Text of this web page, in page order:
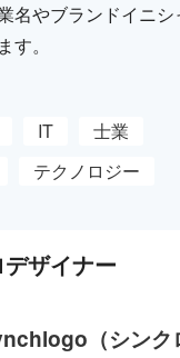
名やブランドイニシ
す。
IT
士業
テクノロジー
デザイナー
（シンク